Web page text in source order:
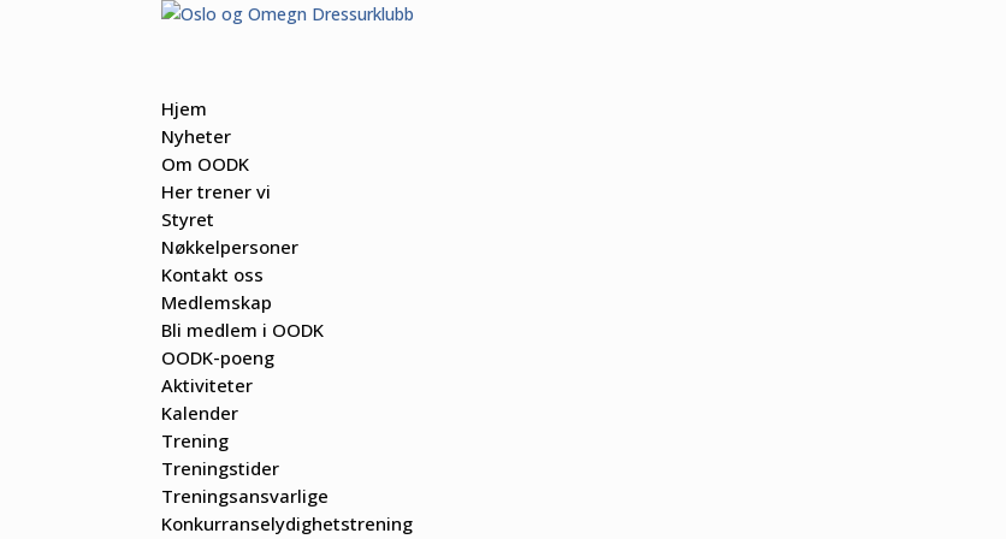
Hjem
Nyheter
Om OODK
Her trener vi
Styret
Nøkkelpersoner
Kontakt oss
Medlemskap
Bli medlem i OODK
OODK-poeng
Aktiviteter
Kalender
Trening
Treningstider
Treningsansvarlige
Konkurranselydighetstrening